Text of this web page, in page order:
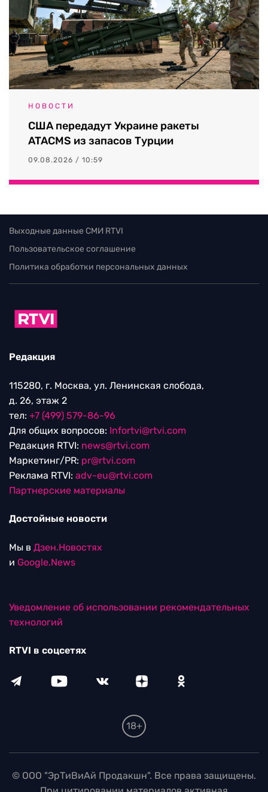
НОВОСТИ
США передадут Украине ракеты
ATACMS из запасов Турции
09.08.2026 / 10:59
Выходные данные СМИ RTVI
Пользовательское соглашение
Политика обработки персональных данных
Редакция
115280, г. Москва, ул. Ленинская слобода,
д. 26, этаж 2
тел: +7 (499) 579-86-96
Для общих вопросов: Infortvi@rtvi.com
Редакция RTVI: news@rtvi.com
Маркетинг/PR: pr@rtvi.com
Реклама RTVI: adv-eu@rtvi.com
Партнерские материалы
Достойные новости
Мы в Дзен.Новостях
и Google.News
Уведомление об использовании рекомендательных
технологий
RTVI в соцсетях
18+
© ООО "ЭрТиВиАй Продакшн". Все права защищены.